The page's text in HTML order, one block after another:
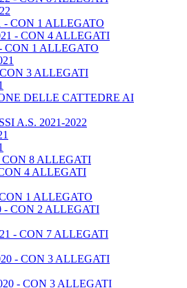
CON 1 ALLEGATO
- CON 4 ALLEGATI
CON 1 ALLEGATO
3 ALLEGATI
DELLE CATTEDRE AI
A.S. 2021-2022
8 ALLEGATI
4 ALLEGATI
1 ALLEGATO
- CON 2 ALLEGATI
- CON 7 ALLEGATI
- CON 3 ALLEGATI
- CON 3 ALLEGATI